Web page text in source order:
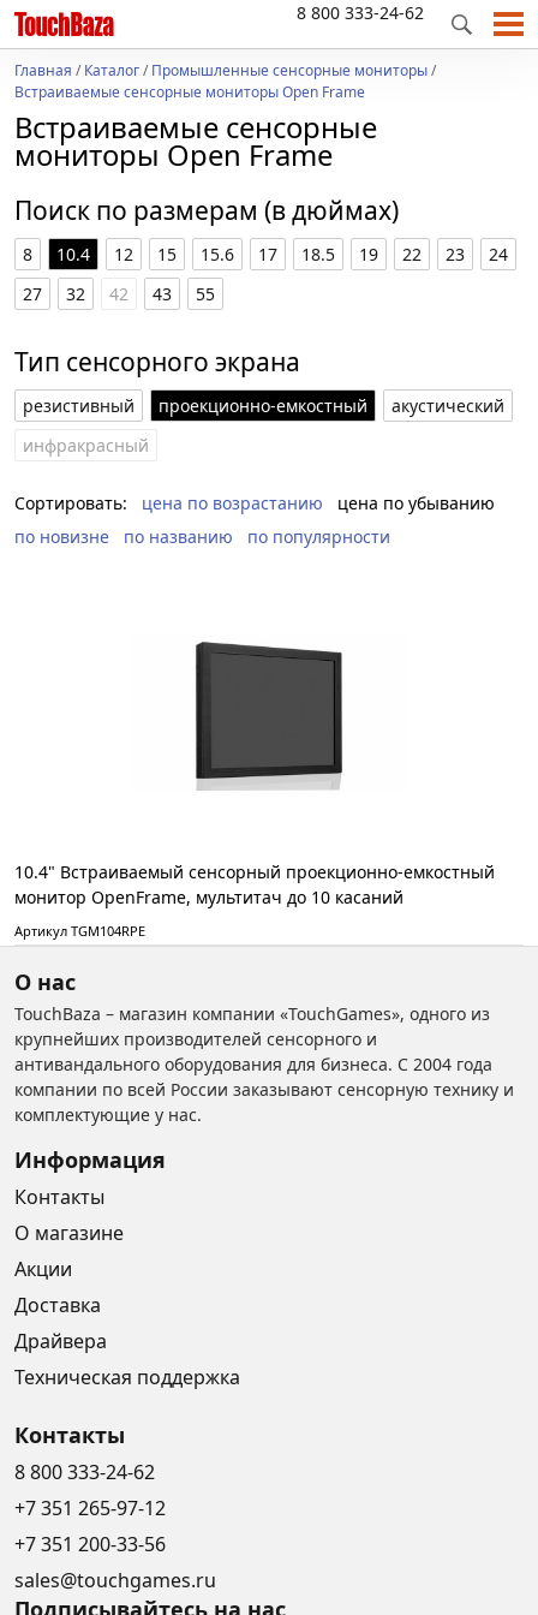
8 800 333-24-62
Главная /Каталог/Промышленные сенсорные мониторы/
Встраиваемые сенсорные мониторы Open Frame
Встраиваемые сенсорные
мониторы Open Frame
Поиск по размерам (в дюймах)
8 10.4 12 15 15.6 17 18.5 19 22 23
24
27
32 42 43 55
Тип сенсорного экрана
резистивный проекционно-емкостный
акустический
инфракрасный
Сортировать: цена по возрастанию
цена по убыванию
по новизне
по названию по популярности
10.4" Встраиваемый сенсорный проекционно-емкостный
монитор OpenFrame, мультитач до 10 касаний
Артикул TGM104RPE
О нас
TouchBaza – магазин компании «TouchGames», одного из
крупнейших производителей сенсорного и
антивандального оборудования для бизнеса. С 2004 года
компании по всей России заказывают сенсорную технику и
комплектующие у нас.
Информация
Контакты
О магазине
Акции
Доставка
Драйвера
Техническая поддержка
Контакты
8 800 333-24-62
+7 351 265-97-12
+7 351 200-33-56
sales@touchgames.ru
Подписывайтесь на нас